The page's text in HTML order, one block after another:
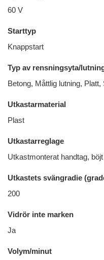
60 V
Starttyp
Knappstart
Typ av rensningsyta/
Betong, Måttlig lutning, Platt,
Utkastarmaterial
Plast
Utkastarreglage
Utkastmonterat handtag,
Utkastets svängradie
200
Vidrör inte marken
Ja
Volym/minut